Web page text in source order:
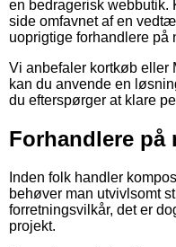
en bedragerisk webbutik.
side omfavnet af en
uoprigtige forhandlere på
Vi anbefaler kortkøb eller
kan du anvende en
du efterspørger at klare
Forhandlere på
Inden folk handler
behøver man utvivlsomt
forretningsvilkår, det er
projekt.